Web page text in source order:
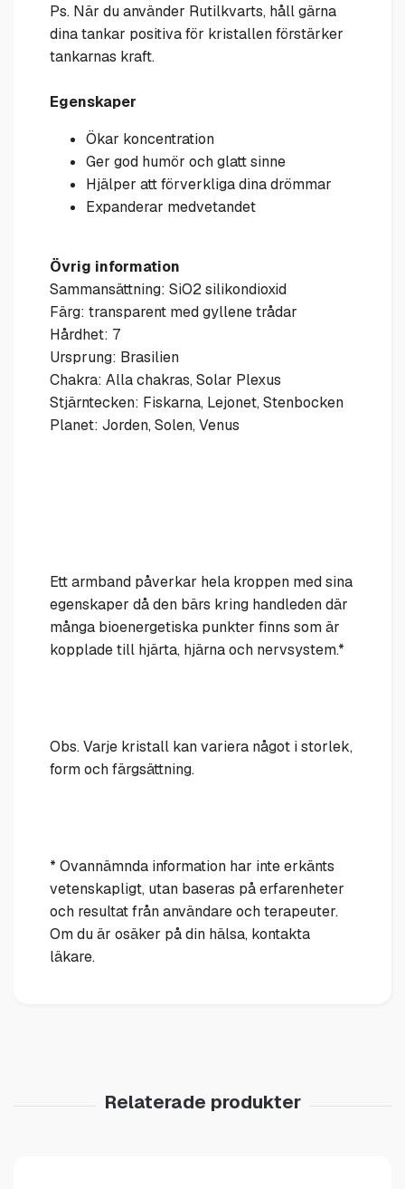
Ps. När du använder Rutilkvarts, håll gärna
dina tankar positiva för kristallen förstärker
tankarnas kraft.
Egenskaper
Ökar koncentration
Ger god humör och glatt sinne
Hjälper att förverkliga dina drömmar
Expanderar medvetandet
Övrig information
Sammansättning: SiO2 silikondioxid
Färg: transparent med gyllene trådar
Hårdhet: 7
Ursprung: Brasilien
Chakra: Alla chakras, Solar Plexus
Stjärntecken: Fiskarna, Lejonet, Stenbocken
Planet: Jorden, Solen, Venus
Ett armband påverkar hela kroppen med sina
egenskaper då den bärs kring handleden där
många bioenergetiska punkter finns som är
kopplade till hjärta, hjärna och nervsystem.*
Obs. Varje kristall kan variera något i storlek,
form och färgsättning.
* Ovannämnda information har inte erkänts
vetenskapligt, utan baseras på erfarenheter
och resultat från användare och terapeuter.
Om du är osäker på din hälsa, kontakta
läkare.